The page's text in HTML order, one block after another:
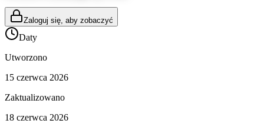
Zaloguj się, aby zobaczyć
Daty
Utworzono
15 czerwca 2026
Zaktualizowano
18 czerwca 2026